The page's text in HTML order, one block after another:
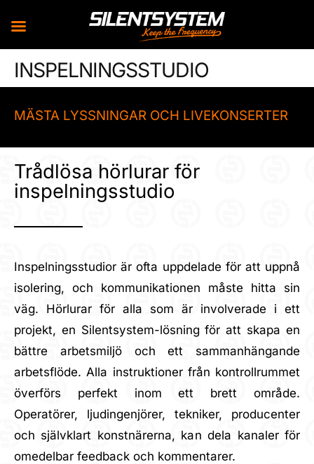
SkipINSPELNINGSSTUDIO
MÄSTA LYSSNINGAR OCH LIVEKONSERTER
Trådlösa hörlurar för
inspelningsstudio
Inspelningsstudior är ofta uppdelade för att uppnå
isolering, och kommunikationen måste hitta sin
väg. Hörlurar för alla som är involverade i ett
projekt, en Silentsystem-lösning för att skapa en
bättre arbetsmiljö och ett sammanhängande
arbetsflöde. Alla instruktioner från kontrollrummet
överförs perfekt inom ett brett område.
Operatörer, ljudingenjörer, tekniker, producenter
och självklart konstnärerna, kan dela kanaler för
omedelbar feedback och kommentarer.